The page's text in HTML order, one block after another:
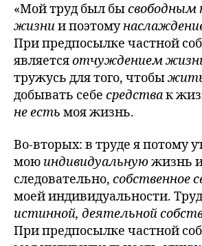
«Мой труд был бысвободным
жизнии поэтому
При предпосылке частной
являетсяотчуждением
тружусь для того, чтобы
добывать себе средствак
не есть моя жизнь.
Во-вторых: в труде я потому
мою индивидуальнуюжизнь
следовательно, собственное
моей индивидуальности.
истинной, деятельной
При предпосылке частной